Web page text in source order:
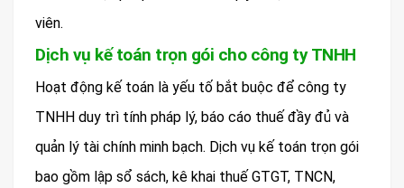
viên.
Dịch vụ kế toán trọn gói cho công ty TNHH
Hoạt động kế toán là yếu tố bắt buộc để công ty
TNHH duy trì tính pháp lý, báo cáo thuế đầy đủ và
quản lý tài chính minh bạch. Dịch vụ kế toán trọn gói
bao gồm lập sổ sách, kê khai thuế GTGT, TNCN,